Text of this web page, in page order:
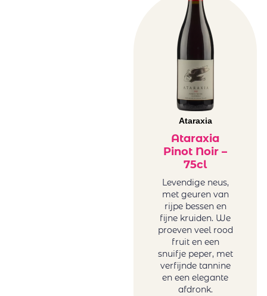
Ataraxia
Ataraxia
Pinot Noir –
75cl
Levendige neus,
met geuren van
rijpe bessen en
fijne kruiden. We
proeven veel rood
fruit en een
snuifje peper, met
verfijnde tannine
en een elegante
afdronk.